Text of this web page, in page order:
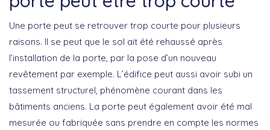
Une porte peut se retrouver trop courte pour plusieurs
raisons. Il se peut que le sol ait été rehaussé après
l’installation de la porte, par la pose d’un nouveau
revêtement par exemple. L’édifice peut aussi avoir subi un
tassement structurel, phénomène courant dans les
bâtiments anciens. La porte peut également avoir été mal
mesurée ou fabriquée sans prendre en compte les normes